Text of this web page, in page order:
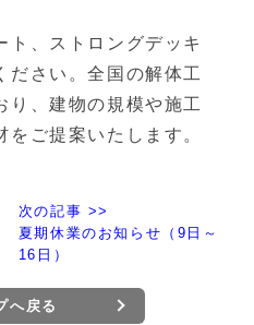
ト、ストロングデッキ
ださい。全国の解体工
り、建物の規模や施工
ご提案いたします。
次の記事 >>
夏期休業のお知らせ（9日～
16日）
へ戻る